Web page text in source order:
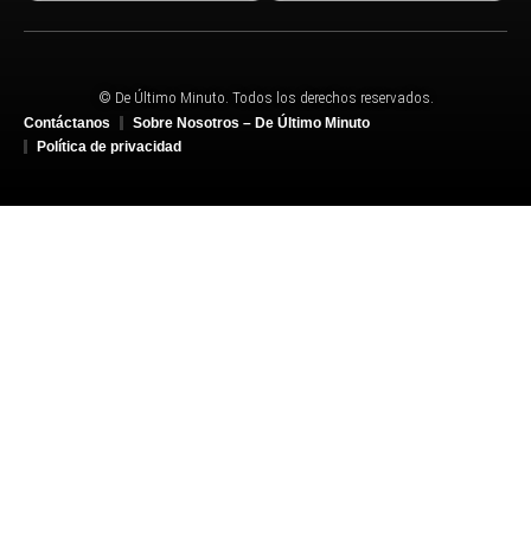
© De Último Minuto. Todos los derechos reservados.
Contáctanos
Sobre Nosotros – De Último Minuto
Política de privacidad